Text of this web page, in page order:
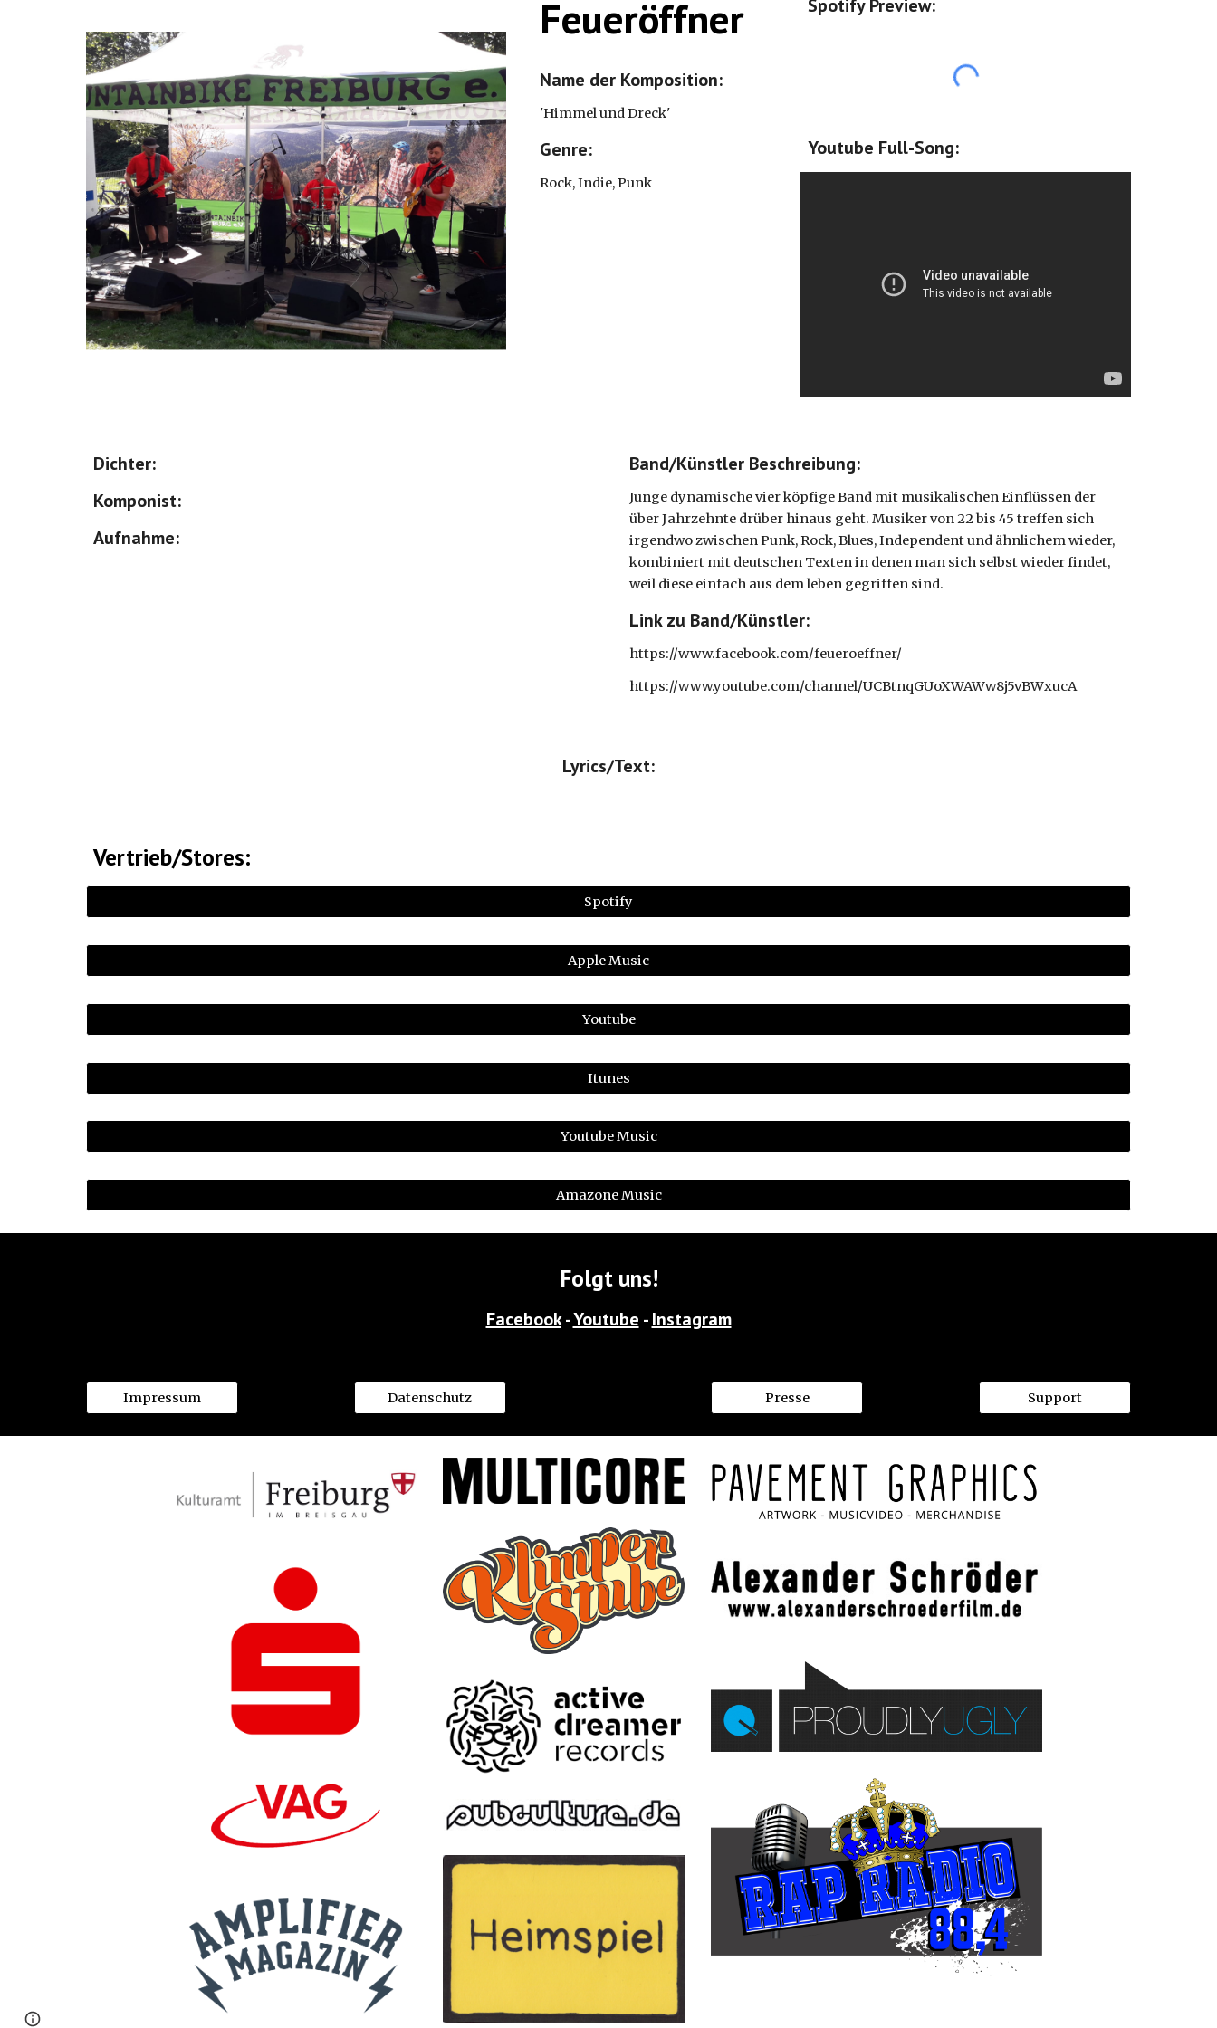
Feueröffner
Name der Komposition:
'Himmel und Dreck'
Genre:
Rock, Indie, Punk
Spotify Preview:
Youtube Full-Song:
Dichter:
Komponist:
Aufnahme:
Band/Künstler Beschreibung:
Junge dynamische vier köpfige Band mit musikalischen Einflüssen der
über Jahrzehnte drüber hinaus geht. Musiker von 22 bis 45 treffen sich
irgendwo zwischen Punk, Rock, Blues, Independent und ähnlichem wieder,
kombiniert mit deutschen Texten in denen man sich selbst wieder findet,
weil diese einfach aus dem leben gegriffen sind.
Link zu Band/Künstler:
https://www.facebook.com/feueroeffner/
https://www.youtube.com/channel/UCBtnqGUoXWAWw8j5vBWxucA
Lyrics/Text:
Vertrieb/Stores:
Spotify
Apple Music
Youtube
Itunes
Youtube Music
Amazone Music
Folgt uns!
Facebook - Youtube - Instagram
Impressum Datenschutz Presse Support